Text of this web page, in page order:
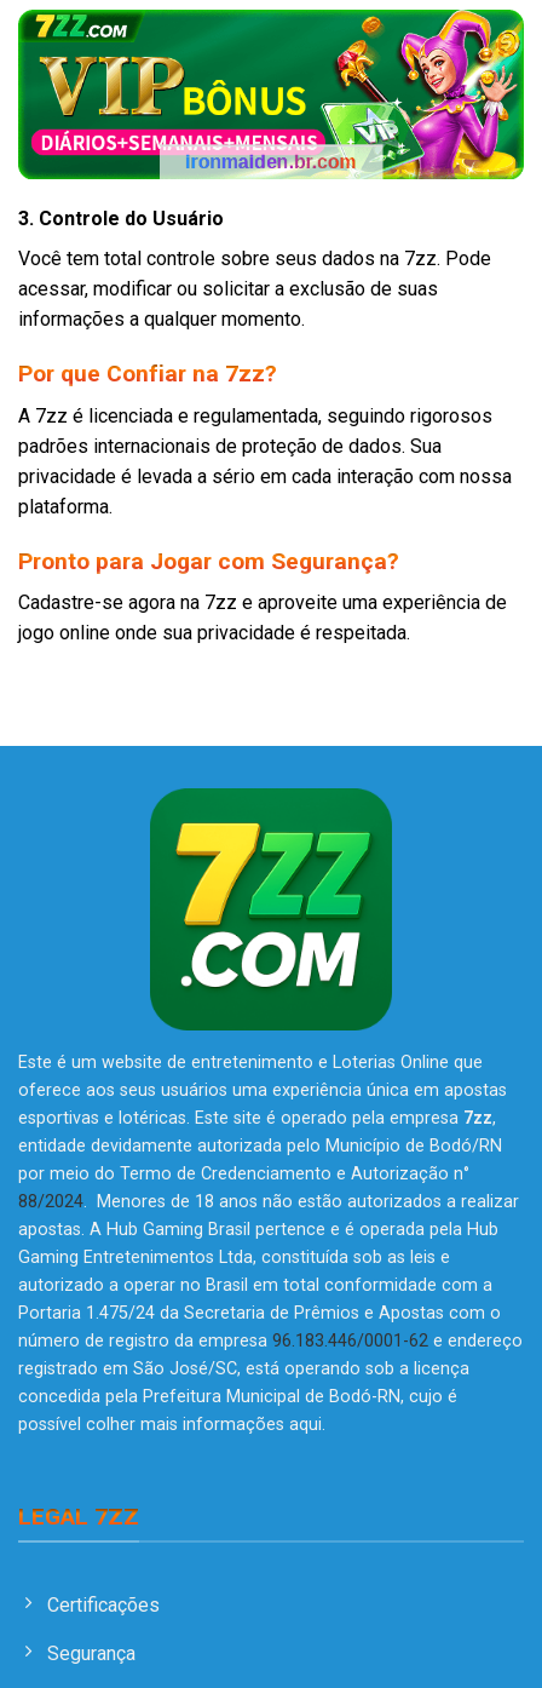
3. Controle do Usuário
Você tem total controle sobre seus dados na 7zz. Pode
acessar, modificar ou solicitar a exclusão de suas
informações a qualquer momento.
Por que Confiar na 7zz?
A 7zz é licenciada e regulamentada, seguindo rigorosos
padrões internacionais de proteção de dados. Sua
privacidade é levada a sério em cada interação com nossa
plataforma.
Pronto para Jogar com Segurança?
Cadastre-se agora na 7zz e aproveite uma experiência de
jogo online onde sua privacidade é respeitada.
Este é um website de entretenimento e Loterias Online que
oferece aos seus usuários uma experiência única em apostas
esportivas e lotéricas. Este site é operado pela empresa 7zz,
entidade devidamente autorizada pelo Município de Bodó/RN
por meio do Termo de Credenciamento e Autorização n°
88/2024. Menores de 18 anos não estão autorizados a realizar
apostas. A Hub Gaming Brasil pertence e é operada pela Hub
Gaming Entretenimentos Ltda, constituída sob as leis e
autorizado a operar no Brasil em total conformidade com a
Portaria 1.475/24 da Secretaria de Prêmios e Apostas com o
número de registro da empresa 96.183.446/0001-62 e endereço
registrado em São José/SC, está operando sob a licença
concedida pela Prefeitura Municipal de Bodó-RN, cujo é
possível colher mais informações aqui.
LEGAL 7ZZ
Certificações
Segurança